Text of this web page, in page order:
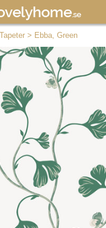
Tapeter > Ebba, Green